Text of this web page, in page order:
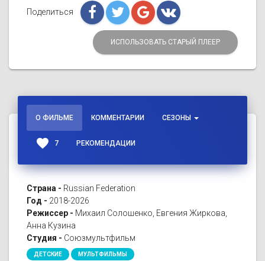
Поделиться
ИСПОЛЬЗОВАТЬ СТАРЫЙ ПЛЕЕР
О ФИЛЬМЕ КОММЕНТАРИИ СЕЗОНЫ
favorite 7 РЕКОМЕНДАЦИИ
Страна - Russian Federation
Год - 2018-2026
Режиссер - Михаил Солошенко, Евгения Жиркова,
Анна Кузина
Студия - Союзмультфильм
ДЕТСКИЕ МУЛЬТФИЛЬМЫ